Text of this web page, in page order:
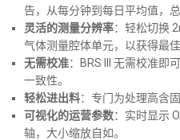
告，从每分钟到每日平均值，
灵活的测量分辨率：轻松切换
气体测量腔体单元，以获得最
无需校准：BRS III 无需校准即
一致性。
轻松进出料：专门为处理高含
可视化的运营参数：实时显示
轴，大小缩放自如。